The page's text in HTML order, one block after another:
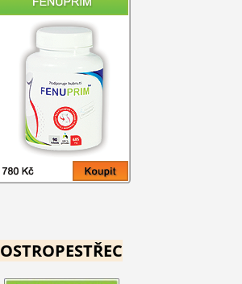
OSTROPESTŘEC